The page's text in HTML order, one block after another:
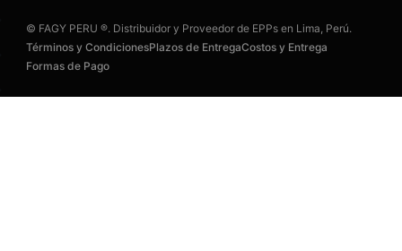
© FAGY PERU ®. Distribuidor y Proveedor de EPPs en Lima, Perú.
Términos y CondicionesPlazos de EntregaCostos y Entrega
Formas de Pago